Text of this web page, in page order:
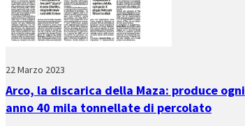
22 Marzo 2023
Arco, la discarica della Maza: produce ogni
anno 40 mila tonnellate di percolato